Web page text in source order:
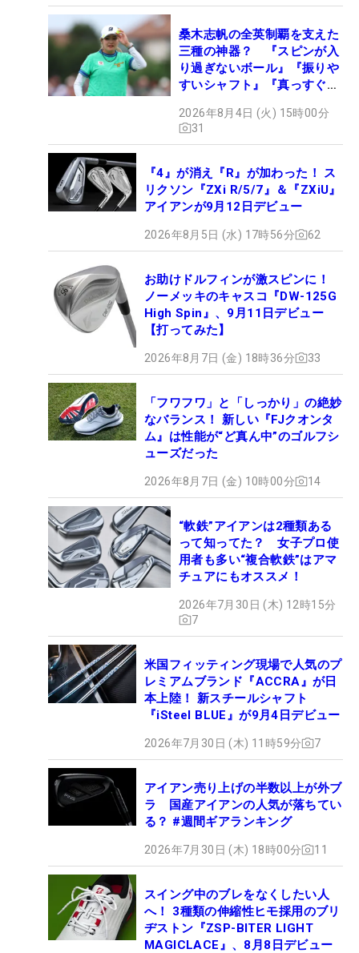
桑木志帆の全英制覇を支えた
三種の神器？ 『スピンが入
り過ぎないボール』『振りや
すいシャフト』『真っすぐ飛
セッティング
2026年8月4日 (火) 15時00分
31
『4』が消え『R』が加わった！ ス
リクソン『ZXi R/5/7』＆『ZXiU』
アイアンが9月12日デビュー
2026年8月5日 (水) 17時56分 62
お助けドルフィンが激スピンに！
ノーメッキのキャスコ『DW-125G
High Spin』、9月11日デビュー
【打ってみた】
2026年8月7日 (金) 18時36分 33
「フワフワ」と「しっかり」の絶妙
なバランス！ 新しい『FJクオンタ
ム』は性能が“ど真ん中”のゴルフシ
ューズだった
2026年8月7日 (金) 10時00分 14
“軟鉄”アイアンは2種類ある
って知ってた？ 女子プロ使
用者も多い“複合軟鉄”はアマ
チュアにもオススメ！
2026年7月30日 (木) 12時15分
7
米国フィッティング現場で人気のプ
レミアムブランド『ACCRA』が日
本上陸！ 新スチールシャフト
『iSteel BLUE』が9月4日デビュー
2026年7月30日 (木) 11時59分 7
アイアン売り上げの半数以上が外ブ
ラ 国産アイアンの人気が落ちてい
る？ #週間ギアランキング
2026年7月30日 (木) 18時00分 11
スイング中のブレをなくしたい人
へ！ 3種類の伸縮性ヒモ採用のブリ
ヂストン『ZSP-BITER LIGHT
MAGICLACE』、8月8日デビュー